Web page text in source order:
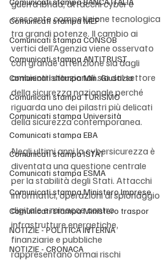
Comunicati stampa MEF
Comunicati stampa CONSOB
Comunicati stampa ANTITRUST
Comunicati stampa Min. Giustizia
Comunicati stampa TURISMO
Comunicati stampa Università
Comunicati stampa EBA
Comunicati stampa ISTAT
Comunicati stampa ESMA
Comunicati stampa Ministero Imprese
Comunicati stampa Ministero traspor
NOTIZIE - POLITICA INTERNA
NOTIZIE - CRONACA
guerra ibrida, attacchi cyber e
crescente competizione tecnologica
tra grandi potenze. Il cambio ai
vertici dell’Agenzia viene osservato
con grande attenzione sia dagli
ambienti istituzionali sia dal settore
della sicurezza nazionale perché
riguarda uno dei pilastri più delicati
della sicurezza contemporanea.
Negli ultimi anni la cybersicurezza è
diventata una questione centrale
per la stabilità degli Stati. Attacchi
informatici, operazioni di spionaggio
digitale e minacce contro
infrastrutture energetiche,
finanziarie e pubbliche
rappresentano ormai rischi